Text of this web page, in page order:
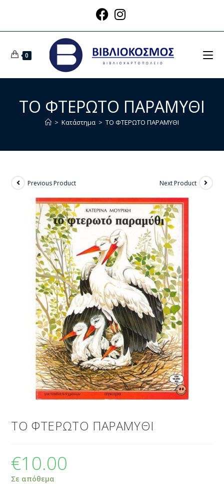
0
ΤΟ ΦΤΕΡΩΤΟ ΠΑΡΑΜΥΘΙ
> Κατάστημα > ΤΟ ΦΤΕΡΩΤΟ ΠΑΡΑΜΥΘΙ
Previous Product Next Product
ΤΟ ΦΤΕΡΩΤΟ ΠΑΡΑΜΥΘΙ
€10.00
Σε απόθεμα